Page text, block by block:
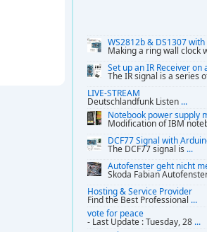
WS2812b & DS1307
Making a ring wall clock
Set up an IR Receiver on
The IR signal is a series
LIVE-STREAM
Deutschlandfunk Listen ...
Notebook power supply
Modification of IBM
DCF77 Signal with
The DCF77 signal is ...
Autofenster geht nicht
Skoda Fabian
Hosting & Service Provider
Find the Best Professional ...
vote for peace
- Last Update : Tuesday, 28 ...